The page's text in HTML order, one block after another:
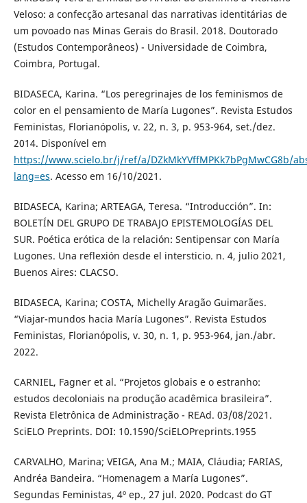
Veloso: a confecção artesanal das narrativas identitárias de
um povoado nas Minas Gerais do Brasil. 2018. Doutorado
(Estudos Contemporâneos) - Universidade de Coimbra,
Coimbra, Portugal.
BIDASECA, Karina. “Los peregrinajes de los feminismos de
color en el pensamiento de María Lugones”. Revista Estudos
Feministas, Florianópolis, v. 22, n. 3, p. 953-964, set./dez.
2014. Disponível em
https://www.scielo.br/j/ref/a/DZkMkYVffMPKk7bPgMwCG8b/
lang=es. Acesso em 16/10/2021.
BIDASECA, Karina; ARTEAGA, Teresa. “Introducción”. In:
BOLETÍN DEL GRUPO DE TRABAJO EPISTEMOLOGÍAS DEL
SUR. Poética erótica de la relación: Sentipensar con María
Lugones. Una reflexión desde el intersticio. n. 4, julio 2021,
Buenos Aires: CLACSO.
BIDASECA, Karina; COSTA, Michelly Aragão Guimarães.
“Viajar-mundos hacia María Lugones”. Revista Estudos
Feministas, Florianópolis, v. 30, n. 1, p. 953-964, jan./abr.
2022.
CARNIEL, Fagner et al. “Projetos globais e o estranho:
estudos decoloniais na produção acadêmica brasileira”.
Revista Eletrônica de Administração - REAd. 03/08/2021.
SciELO Preprints. DOI: 10.1590/SciELOPreprints.1955
CARVALHO, Marina; VEIGA, Ana M.; MAIA, Cláudia; FARIAS,
Andréa Bandeira. “Homenagem a María Lugones”.
Segundas Feministas, 4º ep., 27 jul. 2020. Podcast do GT